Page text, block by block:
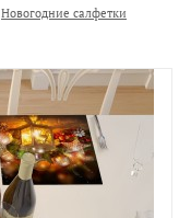
Новогодние салфетки